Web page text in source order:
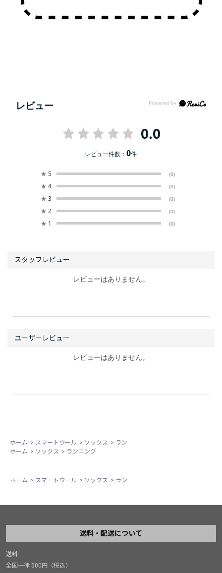
レビュー
0.0
レビュー件数：0件
★ 5 (0)
★ 4 (0)
★ 3 (0)
★ 2 (0)
★ 1 (0)
レビューはありません。
レビューはありません。
ホーム > スマートウール > ソックス > ラン
ホーム > ソックス > ランニング
ホーム > スマートウール > ソックス > ラン
送料・配送について
送料
全国一律 500円（税込）